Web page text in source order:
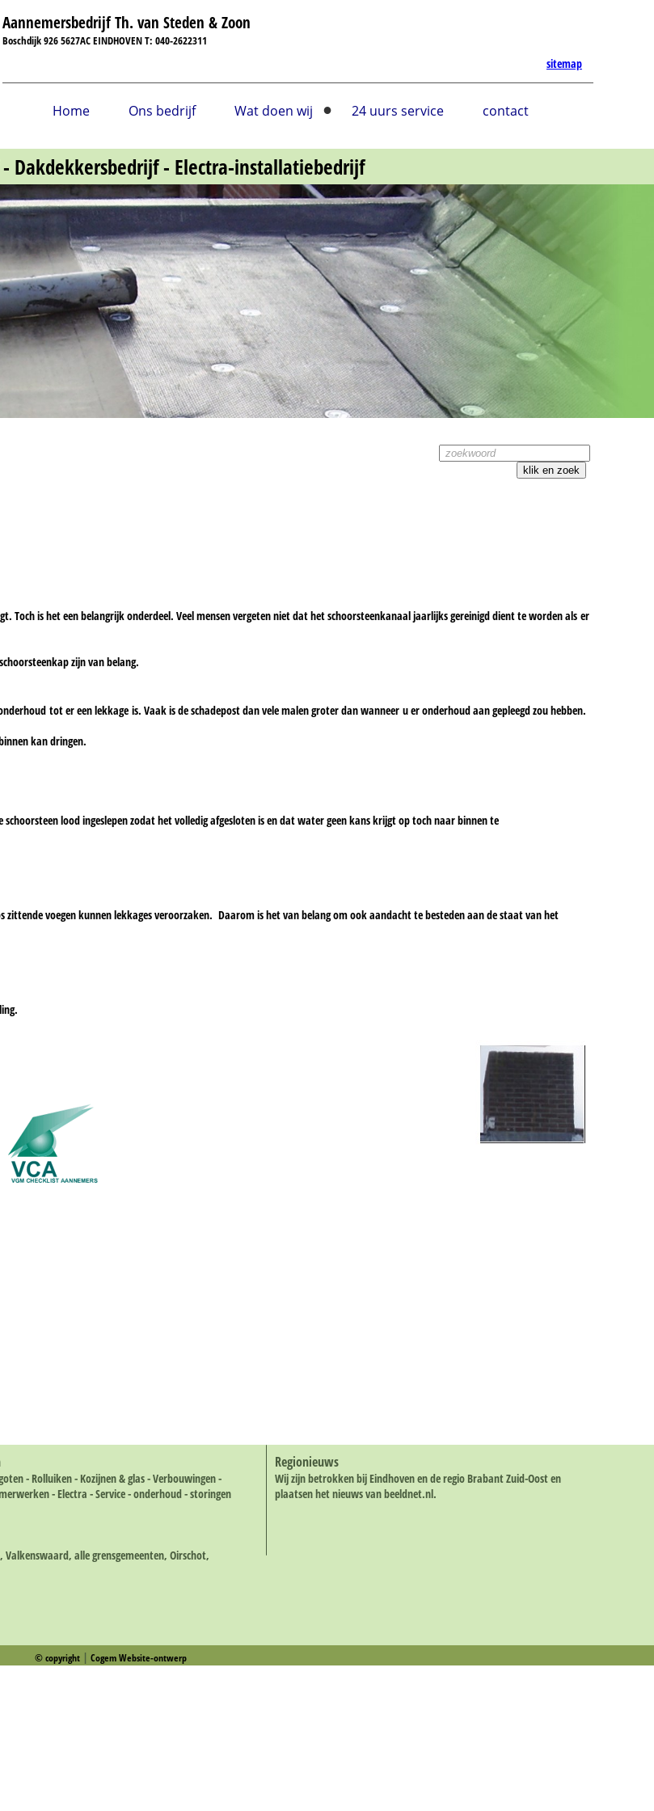
Aannemersbedrijf Th. van Steden & Zoon
Boschdijk 926 5627AC EINDHOVEN T: 040-2622311
sitemap
Home Ons bedrijf Wat doen wij ● 24 uurs service contact
Dakdekkersbedrijf - Electra-installatiebedrijf
Toch is het een belangrijk onderdeel. Veel mensen vergeten niet dat het schoorsteenkanaal jaarlijks gereinigd dient te worden als er
zijn van belang.
tot er een lekkage is. Vaak is de schadepost dan vele malen groter dan wanneer u er onderhoud aan gepleegd zou hebben.
kan dringen.
lood ingeslepen zodat het volledig afgesloten is en dat water geen kans krijgt op toch naar binnen te
zittende voegen kunnen lekkages veroorzaken. Daarom is het van belang om ook aandacht te besteden aan de staat van het
- Rolluiken - Kozijnen & glas - Verbouwingen -
- Electra - Service - onderhoud - storingen
Valkenswaard, alle grensgemeenten, Oirschot,
Regionieuws
Wij zijn betrokken bij Eindhoven en de regio Brabant Zuid-Oost en
plaatsen het nieuws vanbeeldnet.nl.
© copyright | Cogem Website-ontwerp